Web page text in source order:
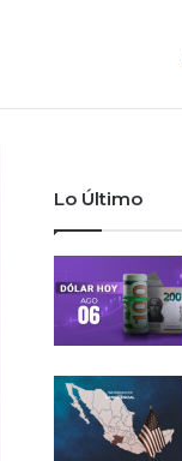
Lo Último